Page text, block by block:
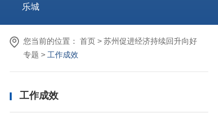
乐城
您当前的位置： 首页 > 苏州促进经济持续回升向好
专题 > 工作成效
工作成效